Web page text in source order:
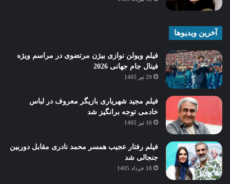
آخرین ویدیوها
فیلم ویولن نوازی بیژن مرتضوی در مراسم ویژه
فینال جام جهانی 2026
29 تیر 1405
فیلم مجید شهریاری بازیگر معروف در لباس
خادمی توجه برانگیز شد
16 تیر 1405
فیلم رفتار عجیب همسر محمد نادری مقابل دوربین
جنجالی شد
18 خرداد 1405